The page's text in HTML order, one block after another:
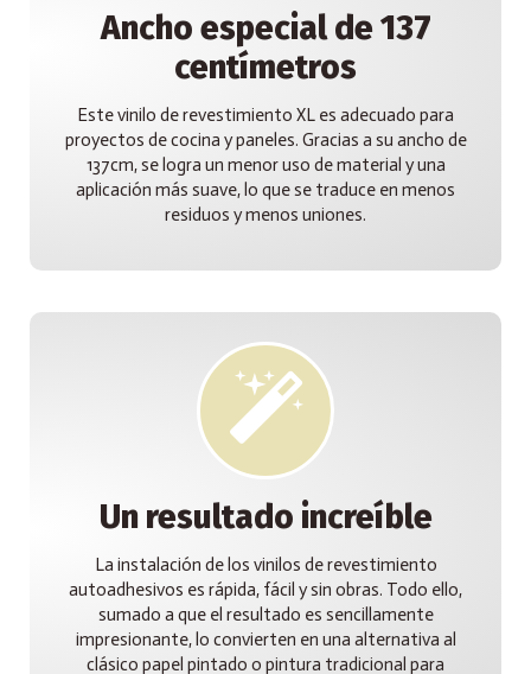
Ancho especial de 137
centímetros
Este vinilo de revestimiento XL es adecuado para
proyectos de cocina y paneles. Gracias a su ancho de
137cm, se logra un menor uso de material y una
aplicación más suave, lo que se traduce en menos
residuos y menos uniones.
Un resultado increíble
La instalación de los vinilos de revestimiento
autoadhesivos es rápida, fácil y sin obras. Todo ello,
sumado a que el resultado es sencillamente
impresionante, lo convierten en una alternativa al
clásico papel pintado o pintura tradicional para